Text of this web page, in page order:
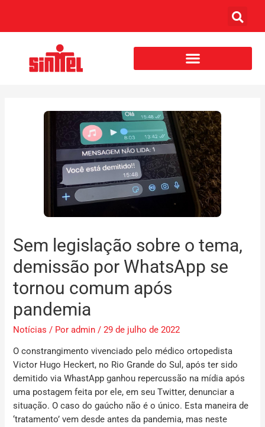
Sem legislação sobre o tema,
demissão por WhatsApp se
tornou comum após
pandemia
Notícias / Poradmin /29 de julho de 2022
O constrangimento vivenciado pelo médico ortopedista
Victor Hugo Heckert, no Rio Grande do Sul, após ter sido
demitido via WhastApp ganhou repercussão na mídia após
uma postagem feita por ele, em seu Twitter, denunciar a
situação. O caso do gaúcho não é o único. Esta maneira de
‘tratamento’ vem desde antes da pandemia, mas neste